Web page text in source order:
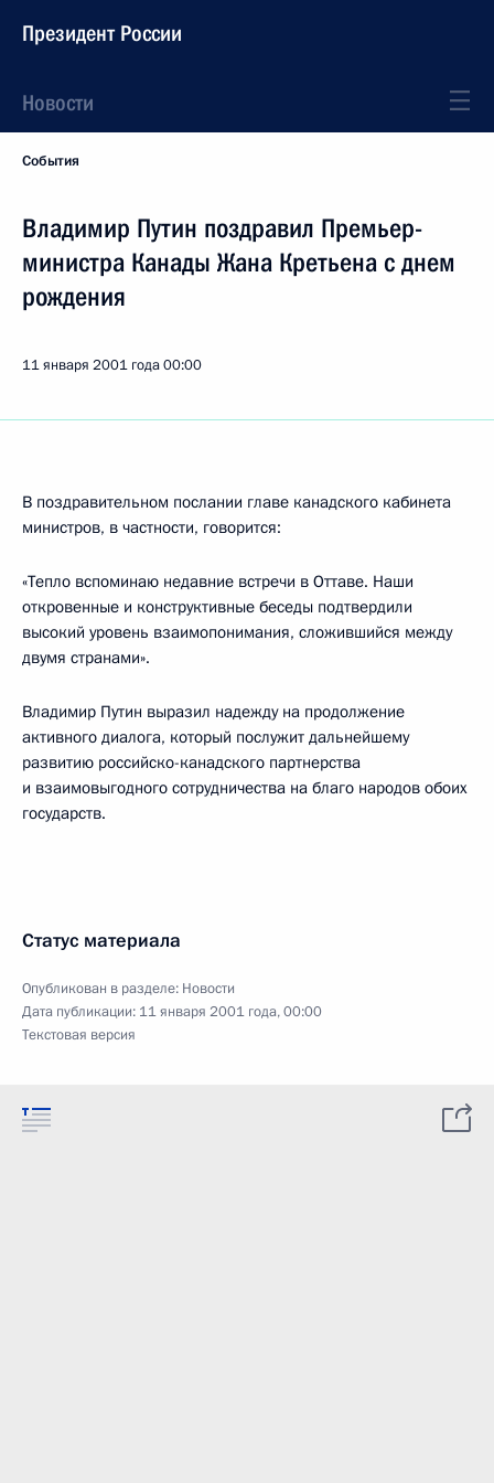
Президент России
Новости
События
Владимир Путин поздравил Премьер-
министра Канады Жана Кретьена с днем
рождения
11 января 2001 года00:00
В поздравительном послании главе канадского кабинета
министров, в частности, говорится:
«Тепло вспоминаю недавние встречи в Оттаве. Наши
откровенные и конструктивные беседы подтвердили
высокий уровень взаимопонимания, сложившийся между
двумя странами».
Владимир Путин выразил надежду на продолжение
активного диалога, который послужит дальнейшему
развитию российско-канадского партнерства
и взаимовыгодного сотрудничества на благо народов обоих
государств.
Статус материала
Опубликован в разделе: Новости
Дата публикации: 11 января 2001 года, 00:00
Текстовая версия